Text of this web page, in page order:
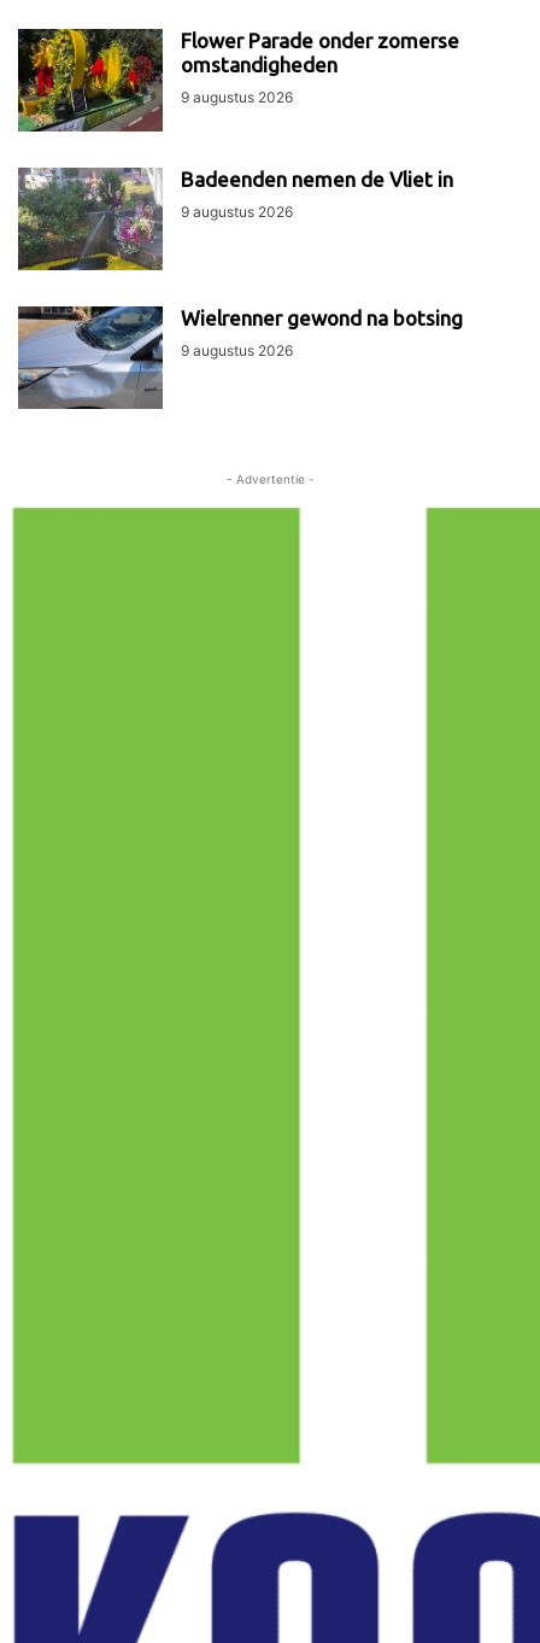
Flower Parade onder zomerse
omstandigheden
9 augustus 2026
Badeenden nemen de Vliet in
9 augustus 2026
Wielrenner gewond na botsing
9 augustus 2026
- Advertentie -